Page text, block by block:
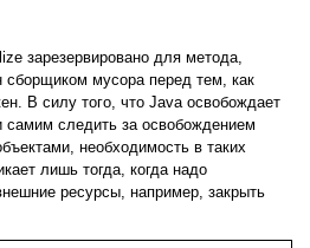
зарезервировано для метода,
сборщиком мусора перед тем, как
В силу того, что Java освобождает
самим следить за освобождением
необходимость в таких
лишь тогда, когда надо
ресурсы, например, закрыть